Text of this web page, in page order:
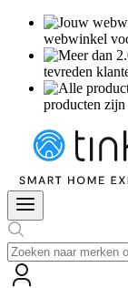
webwinkel
tevreden
producten